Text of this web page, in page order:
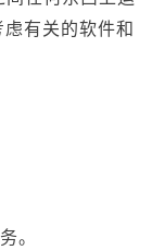
有关的软件和
。